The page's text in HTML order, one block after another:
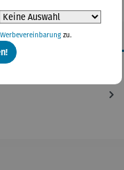
Werbevereinbarungzu.